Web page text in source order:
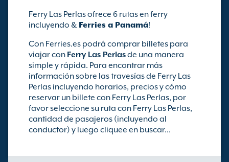
Ferry Las Perlas ofrece 6 rutas en ferry
incluyendo & Ferries a Panamá!
Con Ferries.es podrá comprar billetes para
viajar con Ferry Las Perlasde una manera
simple y rápida. Para encontrar más
información sobre las travesías de Ferry Las
Perlas incluyendo horarios, precios y cómo
reservar un billete con Ferry Las Perlas, por
favor seleccione su ruta con Ferry Las Perlas,
cantidad de pasajeros (incluyendo al
conductor) y luego cliquee en buscar...